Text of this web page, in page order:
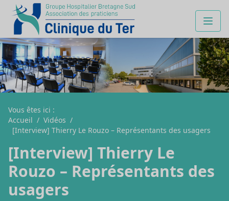
Vous êtes ici :
Accueil / Vidéos /
[Interview] Thierry Le Rouzo – Représentants des usagers
[Interview] Thierry Le
Rouzo – Représentants des
usagers